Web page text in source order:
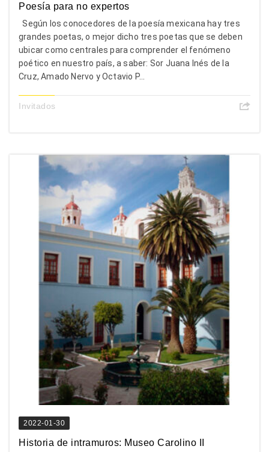
Poesía para no expertos
Según los conocedores de la poesía mexicana hay tres
grandes poetas, o mejor dicho tres poetas que se deben
ubicar como centrales para comprender el fenómeno
poético en nuestro país, a saber: Sor Juana Inés de la
Cruz, Amado Nervo y Octavio P...
Invitados
2022-01-30
Historia de intramuros: Museo Carolino II